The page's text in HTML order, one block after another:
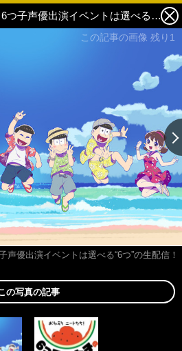
「おそ松さん」櫻井孝宏ら6つ子声優出演イベントは選べる“6つ”の生配信！異なる特典映像を用意 1枚目の写真・画像
声優出演イベントは選べる“6つ”の生配信！
この記事の画像 残り1
この写真の記事